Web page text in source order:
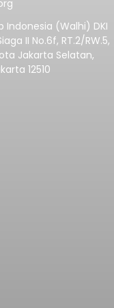
Indonesia (Walhi) DKI
II No.6f, RT.2/RW.5,
Jakarta Selatan,
12510